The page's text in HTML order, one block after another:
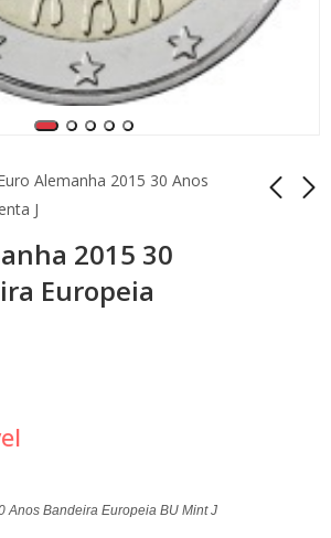
Alemanha 2015 30 Anos
J
2015 30
Europeia
2 Euro Comemorativo
Alemanha 2013
Maulbronn Mint J
2 Euro Comemorativo
Anos Bandeira Europeia BU Mint J